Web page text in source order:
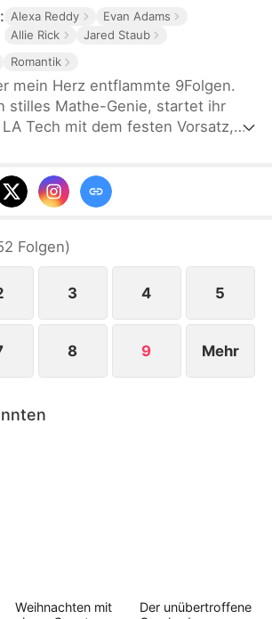
Alexa Reddy
Evan Adams
Allie Rick
Jared Staub
Romantik
mein Herz entflammte 9Folgen.
stilles Mathe-Genie, startet ihr
Tech mit dem festen Vorsatz,
Bad Boy der Uni und
bringt sie ihn in ein Chaos. Nun
Folgen)
3 4 5
8 9 Mehr
Weihnachten mit
Der unübertroffene